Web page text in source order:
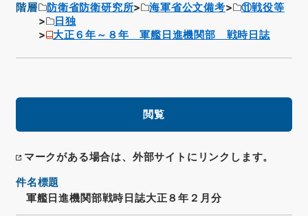
階層 防衛省防衛研究所 海軍省公文備考
⑪戦役等
日独
大正６年～８年 軍艦日進機関部 戦時日誌
閲覧
マークがある場合は、外部サイトにリンクします。
件名標題
軍艦日進機関部戦時日誌大正８年２月分